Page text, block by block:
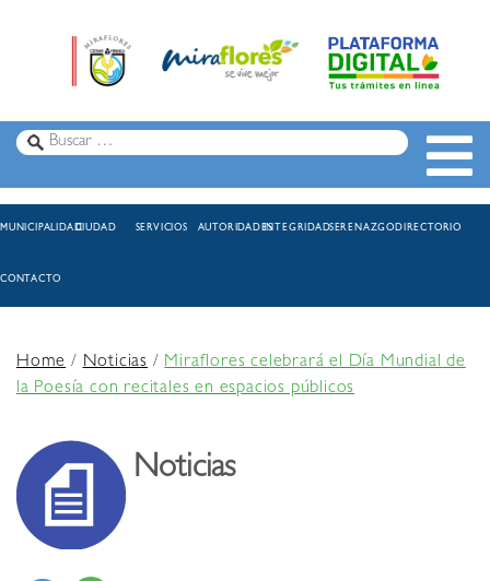
MUNICIPALIDADCIUDAD SERVICIOS AUTORIDADESINTEGRIDADSERENAZGODIRECTORIO
CONTACTO
Home/Noticias /Miraflores celebrará el Día Mundial de
la Poesía con recitales en espacios públicos
Noticias